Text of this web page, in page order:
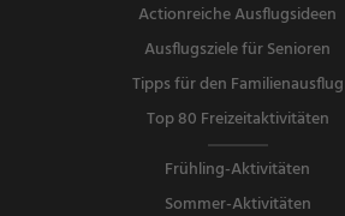
Actionreiche Ausflugsideen
Ausflugsziele für Senioren
Tipps für den Familienausflug
Top 80 Freizeitaktivitäten
Frühling-Aktivitäten
Sommer-Aktivitäten